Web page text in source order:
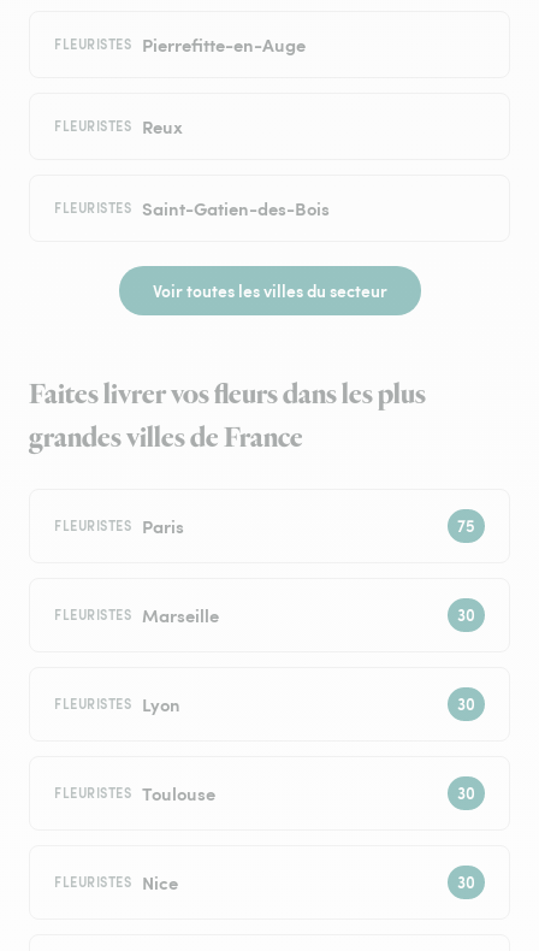
FLEURISTES Pierrefitte-en-Auge
FLEURISTES Reux
FLEURISTES Saint-Gatien-des-Bois
Voir toutes les villes du secteur
Faites livrer vos fleurs dans les plus
grandes villes de France
FLEURISTES Paris
FLEURISTES Marseille
FLEURISTES Lyon
FLEURISTES Toulouse
FLEURISTES Nice